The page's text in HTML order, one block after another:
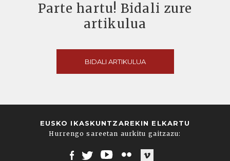
Parte hartu! Bidali zure
artikulua
BIDALI ARTIKULUA
EUSKO IKASKUNTZAREKIN ELKARTU
Hurrengo sareetan aurkitu gaitzazu: